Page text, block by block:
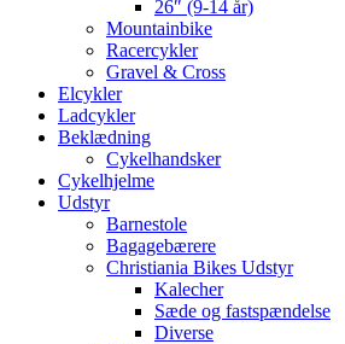
26″ (9-14 år)
Mountainbike
Racercykler
Gravel & Cross
Elcykler
Ladcykler
Beklædning
Cykelhandsker
Cykelhjelme
Udstyr
Barnestole
Bagagebærere
Christiania Bikes Udstyr
Kalecher
Sæde og fastspændelse
Diverse